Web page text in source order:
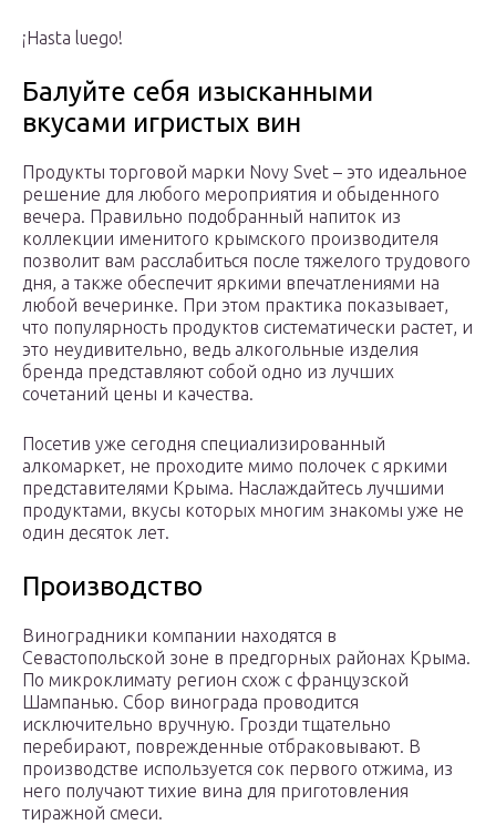
¡Hasta luego!
Балуйте себя изысканными
вкусами игристых вин
Продукты торговой марки Novy Svet – это идеальное
решение для любого мероприятия и обыденного
вечера. Правильно подобранный напиток из
коллекции именитого крымского производителя
позволит вам расслабиться после тяжелого трудового
дня, а также обеспечит яркими впечатлениями на
любой вечеринке. При этом практика показывает,
что популярность продуктов систематически растет, и
это неудивительно, ведь алкогольные изделия
бренда представляют собой одно из лучших
сочетаний цены и качества.
Посетив уже сегодня специализированный
алкомаркет, не проходите мимо полочек с яркими
представителями Крыма. Наслаждайтесь лучшими
продуктами, вкусы которых многим знакомы уже не
один десяток лет.
Производство
Виноградники компании находятся в
Севастопольской зоне в предгорных районах Крыма.
По микроклимату регион схож с французской
Шампанью. Сбор винограда проводится
исключительно вручную. Грозди тщательно
перебирают, поврежденные отбраковывают. В
производстве используется сок первого отжима, из
него получают тихие вина для приготовления
тиражной смеси.